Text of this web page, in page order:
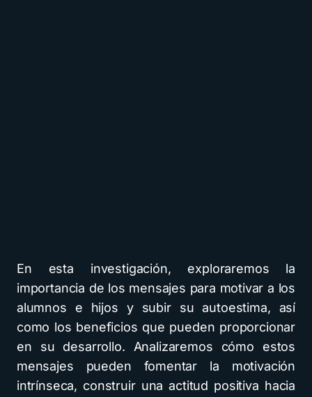
En esta investigación, exploraremos la
importancia de los mensajes para motivar a los
alumnos e hijos y subir su autoestima, así
como los beneficios que pueden proporcionar
en su desarrollo. Analizaremos cómo estos
mensajes pueden fomentar la motivación
intrínseca, construir una actitud positiva hacia